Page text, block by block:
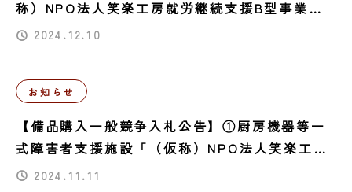
称）NPO法人笑楽工房就労継続支援B型事業所
新築工事における開設備品一式②【売店用POS
2024.12.10
お知らせ
【備品購入一般競争入札公告】①厨房機器等一
式障害者支援施設「（仮称）NPO法人笑楽工房
就労継続支援B型事業所新築工事における開設備
2024.11.11